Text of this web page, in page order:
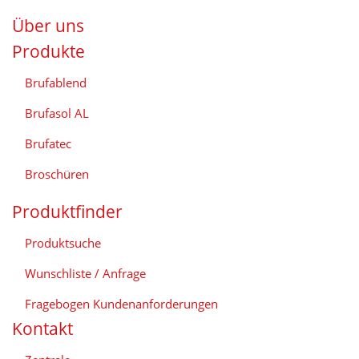
Über uns
Produkte
Brufablend
Brufasol AL
Brufatec
Broschüren
Produktfinder
Produktsuche
Wunschliste / Anfrage
Fragebogen Kundenanforderungen
Kontakt